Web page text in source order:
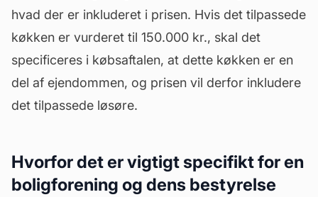
hvad der er inkluderet i prisen. Hvis det tilpassede
køkken er vurderet til 150.000 kr., skal det
specificeres i købsaftalen, at dette køkken er en
del af ejendommen, og prisen vil derfor inkludere
det tilpassede løsøre.
Hvorfor det er vigtigt specifikt for en
boligforening og dens bestyrelse